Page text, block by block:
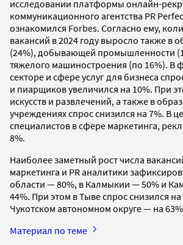
исследовании платформы онлайн-
коммуникационного агентства PR
ознакомился Forbes. Согласно ему,
вакансий в 2024 году выросло также в
(24%), добывающей промышленности
тяжелого машиностроения (по 16%). В
секторе и сфере услуг для бизнеса
и пиарщиков увеличился на 10%. При
искусств и развлечений, а также в
учреждениях спрос снизился на 7%. В
специалистов в сфере маркетинга,
8%.
Наиболее заметный рост числа
маркетинга и PR аналитики
области — 80%, в Калмыкии — 50% и
44%. При этом в Тыве спрос снизился на
Чукотском автономном округе — на
Материал по теме